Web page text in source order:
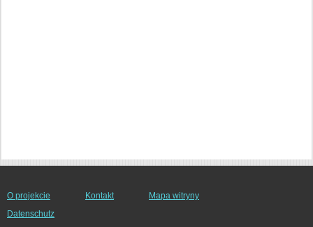
O projekcie Kontakt
Mapa witryny
Datenschutz